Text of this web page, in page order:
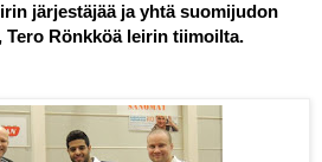
järjestäjää ja yhtä suomijudon
Rönkköä leirin tiimoilta.